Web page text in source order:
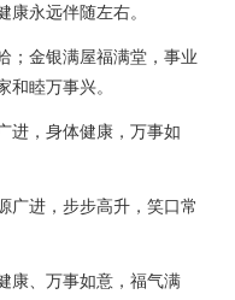
永远伴随左右。
；金银满屋福满堂，事业
和睦万事兴。
进，身体健康，万事如
广进，步步高升，笑口常
康、万事如意，福气满